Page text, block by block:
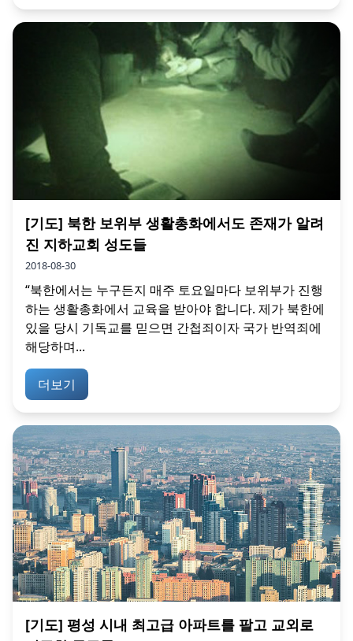
[기도] 북한 보위부 생활총화에서도 존재가 알려
진 지하교회 성도들
2018-08-30
“북한에서는 누구든지 매주 토요일마다 보위부가 진행
하는 생활총화에서 교육을 받아야 합니다. 제가 북한에
있을 당시 기독교를 믿으면 간첩죄이자 국가 반역죄에
해당하며...
더보기
[기도] 평성 시내 최고급 아파트를 팔고 교외로